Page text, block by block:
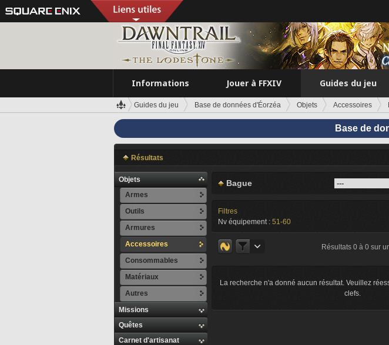
Informations Jouer à FFXIV Guides du jeu
Guides du jeu Base de données d'Éorzéa Objets Accessoires
Base de
Résultats
Objets
Armes
Outils
Armures
Accessoires
Consommables
Matériaux
Autres
Missions
Quêtes
Carnet d'artisanat
Bague
Filtres
Nv équipement : 51-60
Résultats 0 à 0 sur
La recherche n'a donné aucun résultat. Veuillez
clefs.